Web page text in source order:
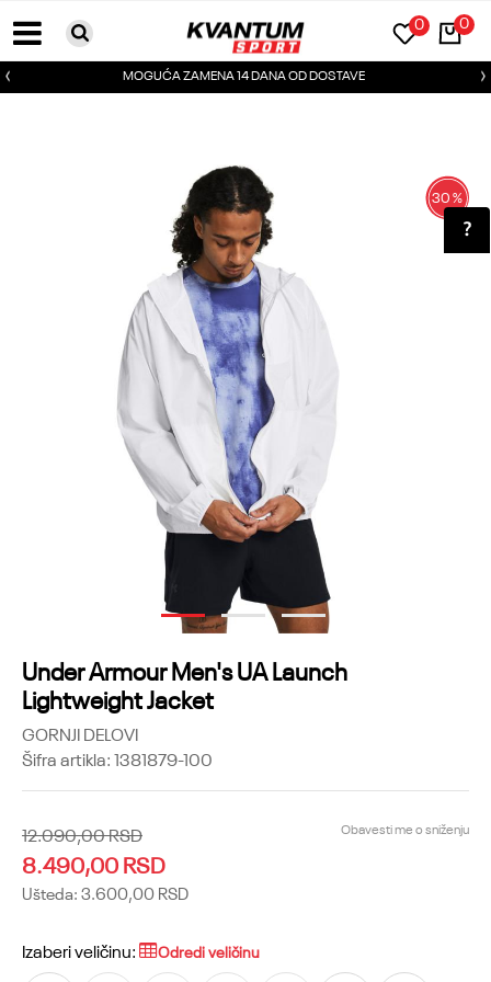
0
0
MOGUĆA ZAMENA 14 DANA OD DOSTAVE
1 2 3
30%
Under Armour Men's UA Launch
Lightweight Jacket
GORNJI DELOVI
Šifra artikla:1381879-100
12.090,00RSD
8.490,00RSD
Ušteda: 3.600,00 RSD
Obavesti me o sniženju
Izaberi veličinu: Odredi veličinu